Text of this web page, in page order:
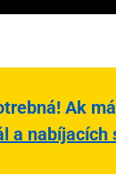
Ak
a nabíjacích